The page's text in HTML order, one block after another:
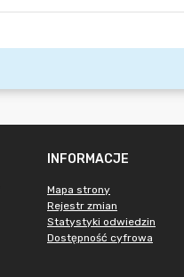
INFORMACJE
Mapa strony
Rejestr zmian
Statystyki odwiedzin
Dostępność cyfrowa